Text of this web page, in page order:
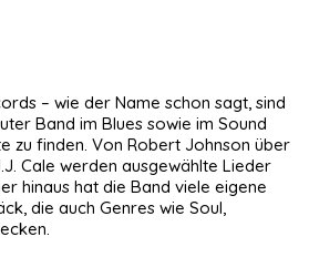
– wie der Name schon sagt, sind
Band im Blues sowie im Sound
zu finden. Von Robert Johnson über
Cale werden ausgewählte Lieder
hinaus hat die Band viele eigene
die auch Genres wie Soul,